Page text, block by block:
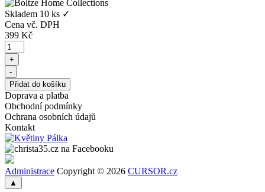
Skladem 10 ks ✓
Cena vč. DPH
399 Kč
Doprava a platba
Obchodní podmínky
Ochrana osobních údajů
Kontakt
Administrace Copyright © 2026 CURSOR.cz
▲